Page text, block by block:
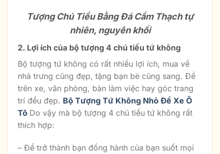
Tượng Chú Tiểu Bằng Đá Cẩm Thạch tự
nhiên, nguyên khối
2. Lợi ích của bộ tượng 4 chú tiểu tứ không
Bộ tượng tứ không có rất nhiều lợi ích, mua về
nhà trưng cũng đẹp, tặng bạn bè cũng sang. Để
trên xe, văn phòng, bàn làm việc hay góc trang
trí đều đẹp. Bộ Tượng Tứ Không Nhỏ Để Xe Ô
Tô Do vậy mà bộ tượng 4 chú tiểu tứ không rất
thích hợp:
– Để trở thành bạn đồng hành của bạn suốt mọi